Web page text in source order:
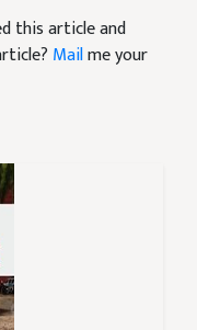
this article and
Mailme your